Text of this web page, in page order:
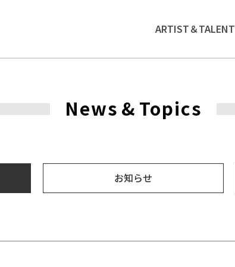
ARTIST＆TALENT
News & Topics
お知らせ